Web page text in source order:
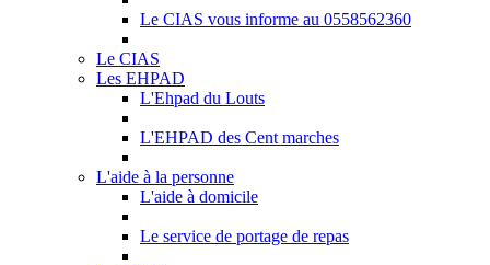
Le CIAS vous informe au 0558562360
Le CIAS
Les EHPAD
L'Ehpad du Louts
L'EHPAD des Cent marches
L'aide à la personne
L'aide à domicile
Le service de portage de repas